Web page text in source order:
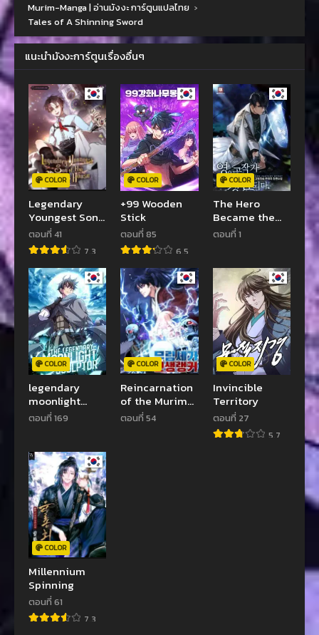
Murim-Manga | อ่านมังงะ การ์ตูนแปลไทย ›
Tales of A Shinning Sword
แนะนำมังงะการ์ตูนเรื่องอื่นๆ
COLOR
Legendary
Youngest Son
of the Marquis
House
ตอนที่ 41
7.3
COLOR
+99 Wooden
Stick
ตอนที่ 85
6.5
COLOR
The Hero
Became the
Duke’s Eldest
ตอนที่ 1
COLOR
legendary
moonlight
sculptor ประติ
ตอนที่ 169
COLOR
Reincarnation
of the Murim
Clan’s Former
ตอนที่ 54
COLOR
Invincible
Territory
ตอนที่ 27
5.7
COLOR
Millennium
Spinning
ตอนที่ 61
7.3